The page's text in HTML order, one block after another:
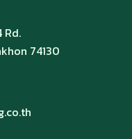
Rd.
74130